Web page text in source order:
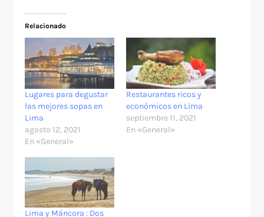
Relacionado
Lugares para degustar
las mejores sopas en
Lima
agosto 12, 2021
En «General»
Restaurantes ricos y
económicos en Lima
septiembre 11, 2021
En «General»
Lima y Máncora : Dos